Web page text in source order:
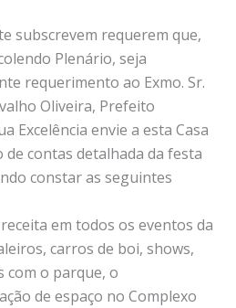
subscrevem requerem que,
Plenário, seja
requerimento ao Exmo. Sr.
Oliveira, Prefeito
Excelência envie a esta Casa
de contas detalhada da festa
constar as seguintes
em todos os eventos da
carros de boi, shows,
com o parque, o
de espaço no Complexo